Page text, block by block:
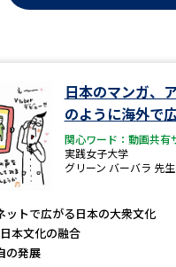
推薦型選抜 募
大学入学共
外の資料から請求
求 大学院の資
塾・予備校
内」の請求
ト「受験上の
日本のマンガ、
のように海外で
関心ワード：動画共有
実践女子大学
グリーン バーバラ 先生
ットで広がる日本の大衆文化
本文化の融合
の発展